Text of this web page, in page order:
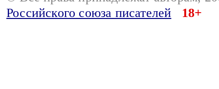
Российского союза писателей
18+